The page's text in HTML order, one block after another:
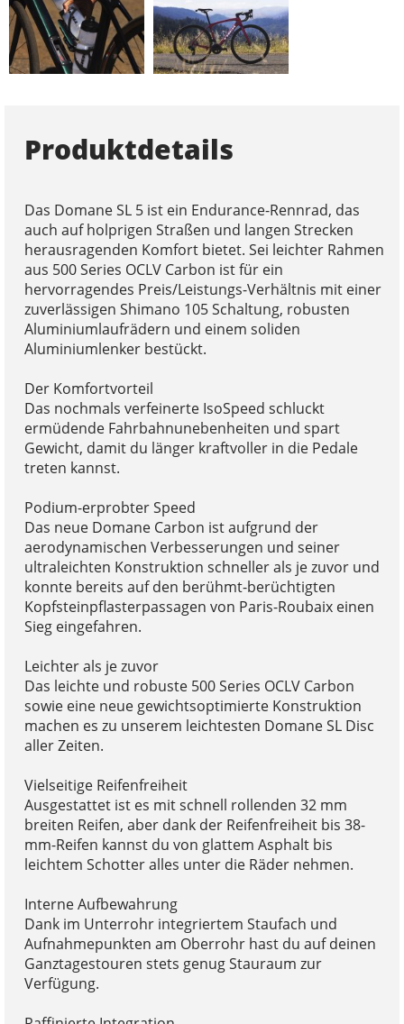
Produktdetails
Das Domane SL 5 ist ein Endurance-Rennrad, das
auch auf holprigen Straßen und langen Strecken
herausragenden Komfort bietet. Sei leichter Rahmen
aus 500 Series OCLV Carbon ist für ein
hervorragendes Preis/Leistungs-Verhältnis mit einer
zuverlässigen Shimano 105 Schaltung, robusten
Aluminiumlaufrädern und einem soliden
Aluminiumlenker bestückt.
Der Komfortvorteil
Das nochmals verfeinerte IsoSpeed schluckt
ermüdende Fahrbahnunebenheiten und spart
Gewicht, damit du länger kraftvoller in die Pedale
treten kannst.
Podium-erprobter Speed
Das neue Domane Carbon ist aufgrund der
aerodynamischen Verbesserungen und seiner
ultraleichten Konstruktion schneller als je zuvor und
konnte bereits auf den berühmt-berüchtigten
Kopfsteinpflasterpassagen von Paris-Roubaix einen
Sieg eingefahren.
Leichter als je zuvor
Das leichte und robuste 500 Series OCLV Carbon
sowie eine neue gewichtsoptimierte Konstruktion
machen es zu unserem leichtesten Domane SL Disc
aller Zeiten.
Vielseitige Reifenfreiheit
Ausgestattet ist es mit schnell rollenden 32 mm
breiten Reifen, aber dank der Reifenfreiheit bis 38-
mm-Reifen kannst du von glattem Asphalt bis
leichtem Schotter alles unter die Räder nehmen.
Interne Aufbewahrung
Dank im Unterrohr integriertem Staufach und
Aufnahmepunkten am Oberrohr hast du auf deinen
Ganztagestouren stets genug Stauraum zur
Verfügung.